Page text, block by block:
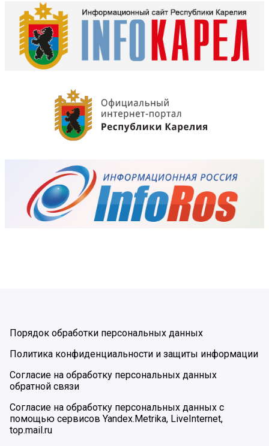
Порядок обработки персональных данных
Политика конфиденциальности и защиты информации
Согласие на обработку персональных данных
обратной связи
Согласие на обработку персональных данных с
помощью сервисов Yandex.Metrika, LiveInternet,
top.mail.ru